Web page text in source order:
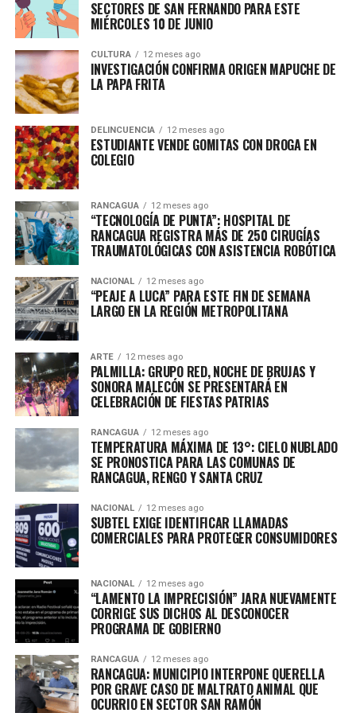
SECTORES DE SAN FERNANDO PARA ESTE
MIÉRCOLES 10 DE JUNIO
CULTURA 12 meses ago
INVESTIGACIÓN CONFIRMA ORIGEN MAPUCHE DE
LA PAPA FRITA
DELINCUENCIA 12 meses ago
ESTUDIANTE VENDE GOMITAS CON DROGA EN
COLEGIO
RANCAGUA 12 meses ago
“TECNOLOGÍA DE PUNTA”: HOSPITAL DE
RANCAGUA REGISTRA MÁS DE 250 CIRUGÍAS
TRAUMATOLÓGICAS CON ASISTENCIA ROBÓTICA
NACIONAL 12 meses ago
“PEAJE A LUCA” PARA ESTE FIN DE SEMANA
LARGO EN LA REGIÓN METROPOLITANA
ARTE 12 meses ago
PALMILLA: GRUPO RED, NOCHE DE BRUJAS Y
SONORA MALECÓN SE PRESENTARÁ EN
CELEBRACIÓN DE FIESTAS PATRIAS
RANCAGUA 12 meses ago
TEMPERATURA MÁXIMA DE 13°: CIELO NUBLADO
SE PRONOSTICA PARA LAS COMUNAS DE
RANCAGUA, RENGO Y SANTA CRUZ
NACIONAL 12 meses ago
SUBTEL EXIGE IDENTIFICAR LLAMADAS
COMERCIALES PARA PROTEGER CONSUMIDORES
NACIONAL 12 meses ago
“LAMENTO LA IMPRECISIÓN” JARA NUEVAMENTE
CORRIGE SUS DICHOS AL DESCONOCER
PROGRAMA DE GOBIERNO
RANCAGUA 12 meses ago
RANCAGUA: MUNICIPIO INTERPONE QUERELLA
POR GRAVE CASO DE MALTRATO ANIMAL QUE
OCURRIO EN SECTOR SAN RAMÓN